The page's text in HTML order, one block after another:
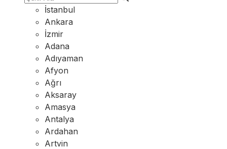
İstanbul
Ankara
İzmir
Adana
Adıyaman
Afyon
Ağrı
Aksaray
Amasya
Antalya
Ardahan
Artvin